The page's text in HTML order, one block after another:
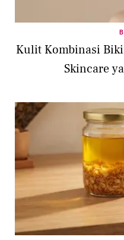
Kulit Kombinasi
Skincare